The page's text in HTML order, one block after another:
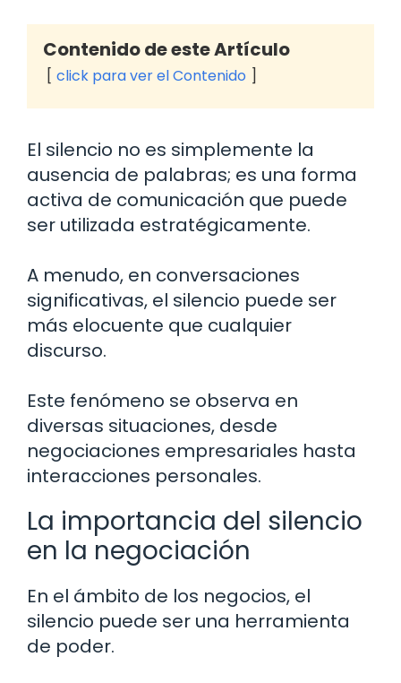
Contenido de este Artículo
click para ver el Contenido
El silencio no es simplemente la
ausencia de palabras; es una forma
activa de comunicación que puede
ser utilizada estratégicamente.
A menudo, en conversaciones
significativas, el silencio puede ser
más elocuente que cualquier
discurso.
Este fenómeno se observa en
diversas situaciones, desde
negociaciones empresariales hasta
interacciones personales.
La importancia del silencio
en la negociación
En el ámbito de los negocios, el
silencio puede ser una herramienta
de poder.